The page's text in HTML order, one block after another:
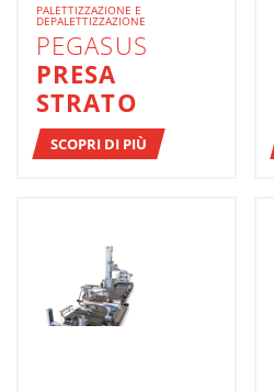
PALETTIZZAZIONE E
DEPALETTIZZAZIONE
PEGASUS
PRESA
STRATO
SCOPRI DI PIÙ